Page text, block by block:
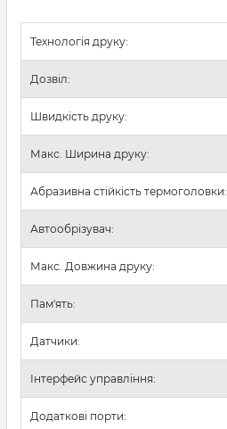
Технологія друку:
Дозвіл:
Швидкість друку:
Макс. Ширина друку:
Абразивна стійкість термоголовки:
Автообрізувач:
Макс. Довжина друку:
Пам'ять:
Датчики:
Інтерфейс управління:
Додаткові порти: